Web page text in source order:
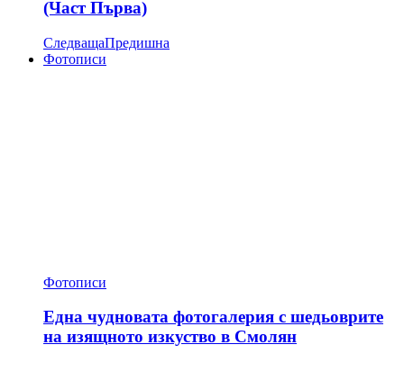
(Част Първа)
СледващаПредишна
Фотописи
Фотописи
Една чудновата фотогалерия с шедьоврите
на изящното изкуство в Смолян